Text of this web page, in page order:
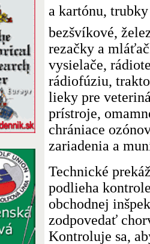
a kartónu,
bezšvíkové,
rezačky a
vysielače,
rádiofúziu,
lieky pre
prístroje,
chrániace
zariadenia a
Technické
podlieha
obchodnej
zodpovedať
Kontroluje sa,